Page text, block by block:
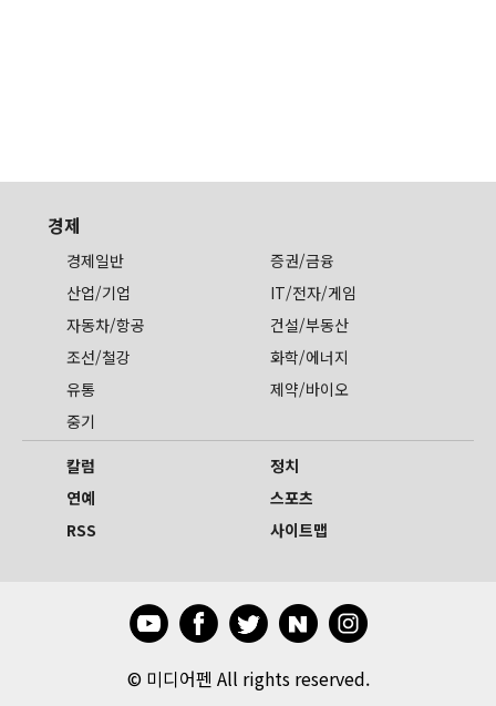
경제
경제일반
증권/금융
산업/기업
IT/전자/게임
자동차/항공
건설/부동산
조선/철강
화학/에너지
유통
제약/바이오
중기
칼럼
정치
연예
스포츠
RSS
사이트맵
© 미디어펜 All rights reserved.